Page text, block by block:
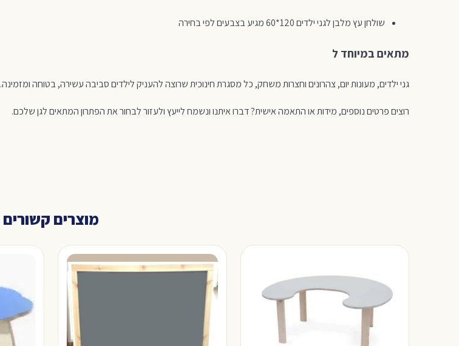
שולחן עץ מלבן לגני ילדים 120*60 מגיע בצבעים לפי בחירה
מתאים במיוחד ל
גני ילדים, מעונות יום, צהרונים וחצרות משחק, כל מסגרת חינוכית שרוצה להעניק לילדים סביבה עשירה, בטוחה ומזמינה.
רוצים פרטים נוספים, מידות או התאמה אישית? דברו איתנו ונשמח לייעץ ולעזור לבחור את הפתרון המתאים לגן שלכם.
מוצרים קשורים